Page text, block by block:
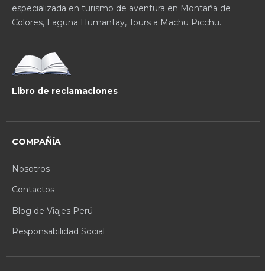
especializada en turismo de aventura en Montaña de
Colores, Laguna Humantay, Tours a Machu Picchu.
Libro de reclamaciones
COMPAÑÍA
Nosotros
Contactos
Blog de Viajes Perú
Responsabilidad Social